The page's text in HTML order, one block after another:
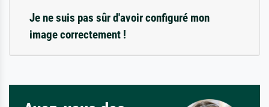
Je ne suis pas sûr d'avoir configuré mon
image correctement !